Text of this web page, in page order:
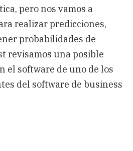
pero nos vamos a
realizar predicciones,
probabilidades de
revisamos una posible
el software de uno de los
del software de business